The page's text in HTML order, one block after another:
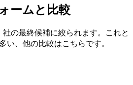
ームと比較
の最終候補に絞られます。これと
い、他の比較はこちらです。